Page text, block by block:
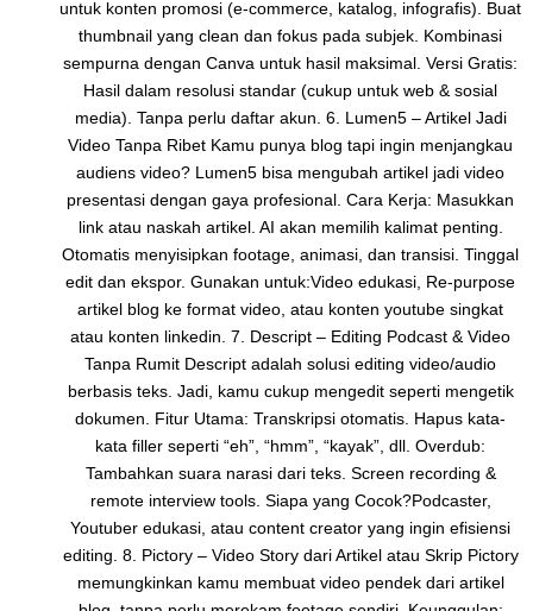
untuk konten promosi (e-commerce, katalog, infografis). Buat
thumbnail yang clean dan fokus pada subjek. Kombinasi
sempurna dengan Canva untuk hasil maksimal. Versi Gratis:
Hasil dalam resolusi standar (cukup untuk web & sosial
media). Tanpa perlu daftar akun. 6. Lumen5 – Artikel Jadi
Video Tanpa Ribet Kamu punya blog tapi ingin menjangkau
audiens video? Lumen5 bisa mengubah artikel jadi video
presentasi dengan gaya profesional. Cara Kerja: Masukkan
link atau naskah artikel. AI akan memilih kalimat penting.
Otomatis menyisipkan footage, animasi, dan transisi. Tinggal
edit dan ekspor. Gunakan untuk:Video edukasi, Re-purpose
artikel blog ke format video, atau konten youtube singkat
atau konten linkedin. 7. Descript – Editing Podcast & Video
Tanpa Rumit Descript adalah solusi editing video/audio
berbasis teks. Jadi, kamu cukup mengedit seperti mengetik
dokumen. Fitur Utama: Transkripsi otomatis. Hapus kata-
kata filler seperti “eh”, “hmm”, “kayak”, dll. Overdub:
Tambahkan suara narasi dari teks. Screen recording &
remote interview tools. Siapa yang Cocok?Podcaster,
Youtuber edukasi, atau content creator yang ingin efisiensi
editing. 8. Pictory – Video Story dari Artikel atau Skrip Pictory
memungkinkan kamu membuat video pendek dari artikel